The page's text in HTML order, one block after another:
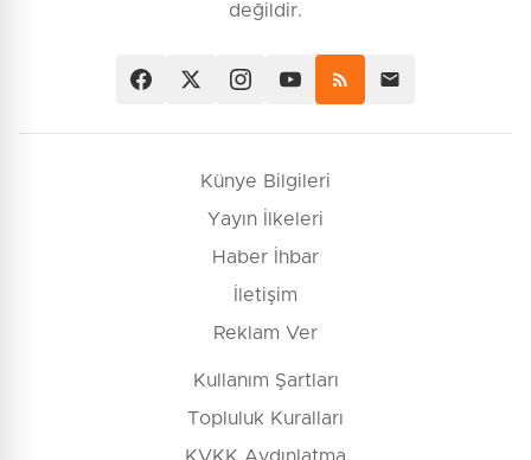
değildir.
Künye Bilgileri
Yayın İlkeleri
Haber İhbar
İletişim
Reklam Ver
Kullanım Şartları
Topluluk Kuralları